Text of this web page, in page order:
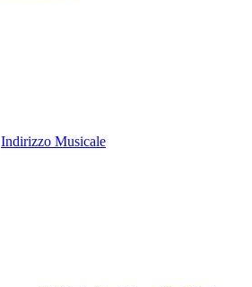
Indirizzo Musicale